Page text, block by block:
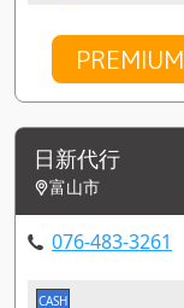
日新代行
富山市
076-483-3261
CASH